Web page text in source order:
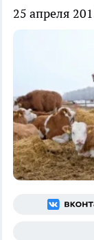
25 апреля